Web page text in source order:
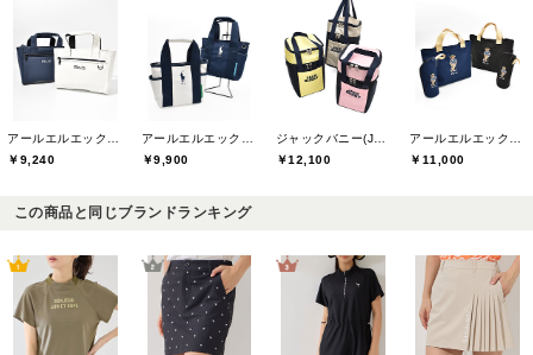
￥9,240
￥9,900
￥12,100
￥11,000
この商品と同じブランドランキング